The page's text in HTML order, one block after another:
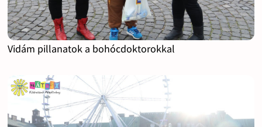
Vidám pillanatok a bohócdoktorokkal